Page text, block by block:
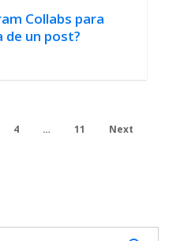
Collabs para
un post?
4 … 11 Next